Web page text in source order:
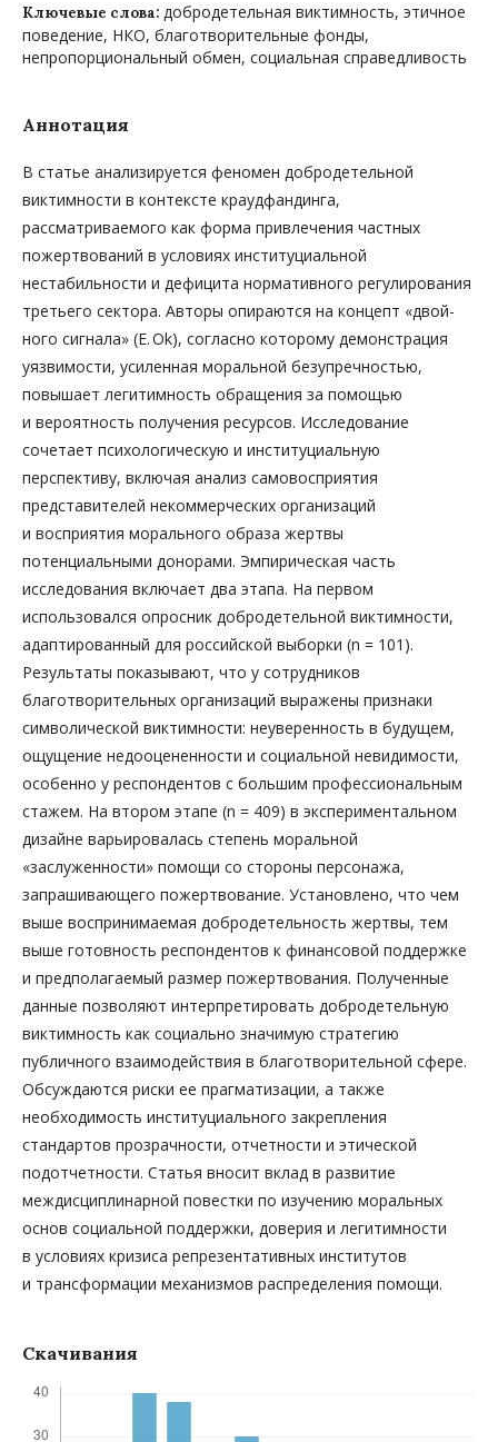
Ключевые слова: добродетельная виктимность, этичное
поведение, НКО, благотворительные фонды,
непропорциональный обмен, социальная справедливость
Аннотация
В статье анализируется феномен добродетельной
виктимности в контексте краудфандинга,
рассматриваемого как форма привлечения частных
пожертвований в условиях институциальной
нестабильности и дефицита нормативного регулирования
третьего сектора. Авторы опираются на концепт «двой­
ного сигнала» (E. Ok), согласно которому демонстрация
уязвимости, усиленная моральной безупречностью,
повышает легитимность обращения за помощью
и вероятность получения ресурсов. Исследование
сочетает психологическую и институциальную
перспективу, включая анализ самовосприятия
представителей некоммерческих организаций
и восприятия морального образа жертвы
потенциальными донорами. Эмпирическая часть
исследования включает два этапа. На первом
использовался опросник добродетельной виктимности,
адаптированный для российской выборки (n = 101).
Результаты показывают, что у сотрудников
благотворительных организаций выражены признаки
символической виктимности: неуверенность в будущем,
ощущение недооцененности и социальной невидимости,
особенно у респондентов с большим профессиональным
стажем. На втором этапе (n = 409) в экспериментальном
дизайне варьировалась степень моральной
«заслуженности» помощи со стороны персонажа,
запрашивающего пожертвование. Установлено, что чем
выше воспринимаемая добродетельность жертвы, тем
выше готовность респондентов к финансовой поддержке
и предполагаемый размер пожертвования. Полученные
данные позволяют интерпретировать добродетельную
виктимность как социально значимую стратегию
публичного взаимодействия в благотворительной сфере.
Обсуждаются риски ее прагматизации, а также
необходимость институциального закрепления
стандартов прозрачности, отчетности и этической
подотчетности. Статья вносит вклад в развитие
междисциплинарной повестки по изучению моральных
основ социальной поддержки, доверия и легитимности
в условиях кризиса репрезентативных институтов
и трансформации механизмов распределения помощи.
Скачивания